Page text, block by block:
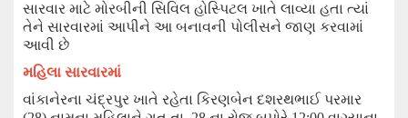
સારવાર માટે મોરબીની સિવિલ હોસ્પિટલ ખાતે લાવ્યા હતા ત્યાં
તેને સારવારમાં આપીને આ બનાવની પોલીસને જાણ કરવામાં
આવી છે
મહિલા સારવારમાં
વાંકાનેરના ચંદ્રપુર ખાતે રહેતા કિરણબેન દશરથભાઈ પરમાર